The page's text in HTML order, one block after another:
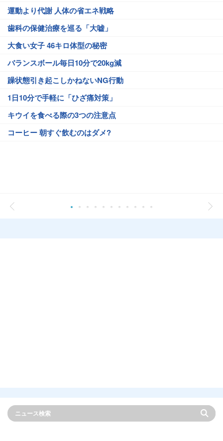
運動より代謝 人体の省エネ戦略
歯科の保健治療を巡る「大嘘」
大食い女子 46キロ体型の秘密
バランスボール毎日10分で20kg減
躁状態引き起こしかねないNG行動
1日10分で手軽に「ひざ痛対策」
キウイを食べる際の3つの注意点
コーヒー 朝すぐ飲むのはダメ?